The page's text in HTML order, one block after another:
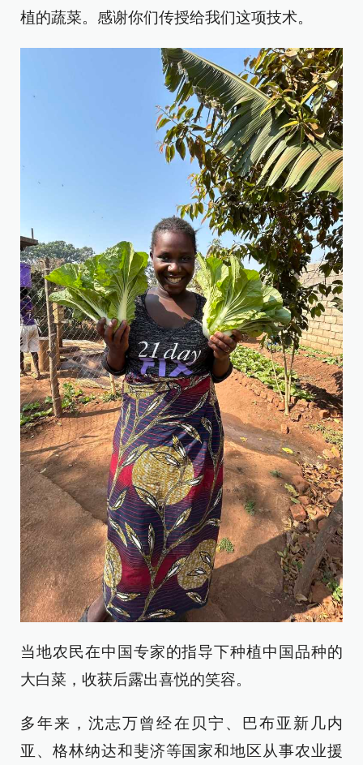
植的蔬菜。感谢你们传授给我们这项技术。
当地农民在中国专家的指导下种植中国品种的
大白菜，收获后露出喜悦的笑容。
多年来，沈志万曾经在贝宁、巴布亚新几内
亚、格林纳达和斐济等国家和地区从事农业援